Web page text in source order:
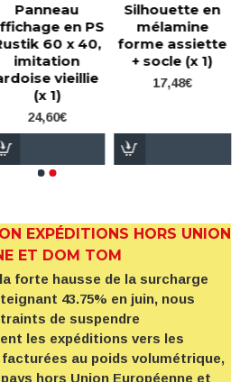
Panneau
en PS
60 x 40,
imitation
vieillie
(x 1)
24,60€
Silhouette en
mélamine
forme assiette
+ socle (x 1)
17,48€
EXPÉDITIONS HORS UNION
ET DOM TOM
forte hausse de la surcharge
43.75% en juin, nous
de suspendre
les expéditions vers les
au poids volumétrique,
hors Union Européenne et